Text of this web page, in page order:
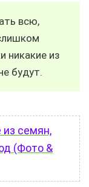
всю,
никакие из
будут.
семян,
(Фото &